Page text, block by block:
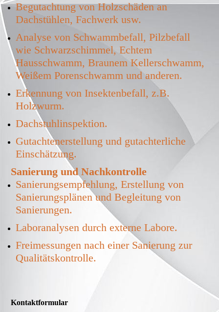
Begutachtung von Holzschäden an
Dachstühlen, Fachwerk usw.
Analyse von Schwammbefall, Pilzbefall
wie Schwarzschimmel, Echtem
Hausschwamm, Braunem Kellerschwamm,
Weißem Porenschwamm und anderen.
Erkennung von Insektenbefall, z.B.
Holzwurm.
Dachstuhlinspektion.
Gutachtenerstellung und gutachterliche
Einschätzung.
Sanierung und Nachkontrolle
Sanierungsempfehlung, Erstellung von
Sanierungsplänen und Begleitung von
Sanierungen.
Laboranalysen durch externe Labore.
Freimessungen nach einer Sanierung zur
Qualitätskontrolle.
Kontaktformular